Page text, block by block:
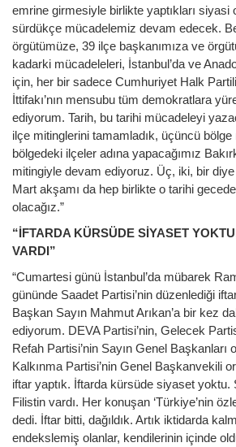
emrine girmesiyle birlikte yaptıkları siyasi
sürdükçe mücadelemiz devam edecek.
örgütümüze, 39 ilçe başkanımıza ve
kadarki mücadeleleri, İstanbul’da ve
için, her bir sadece Cumhuriyet Halk
İttifakı’nın mensubu tüm demokratlara
ediyorum. Tarih, bu tarihi mücadeleyi
ilçe mitinglerini tamamladık, üçüncü
bölgedeki ilçeler adına yapacağımız
mitingiyle devam ediyoruz. Üç, iki, bir diye
Mart akşamı da hep birlikte o tarihi
olacağız.”
“İFTARDA KÜRSÜDE SİYASET
VARDI”
“Cumartesi günü İstanbul’da mübarek
gününde Saadet Partisi’nin düzenlediği
Başkan Sayın Mahmut Arıkan’a bir kez
ediyorum. DEVA Partisi’nin, Gelecek
Refah Partisi’nin Sayın Genel Başkanları
Kalkınma Partisi’nin Genel Başkanvekili
iftar yaptık. İftarda kürsüde siyaset yoktu.
Filistin vardı. Her konuşan ‘Türkiye’nin
dedi. İftar bitti, dağıldık. Artık iktidarda
endekslemiş olanlar, kendilerinin içinde